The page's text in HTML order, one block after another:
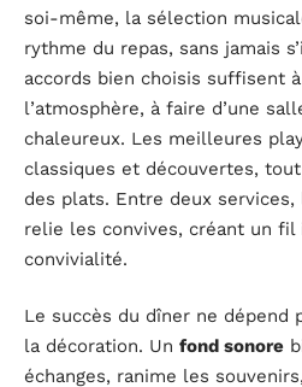
soi-même, la sélection
rythme du repas, sans jamais
accords bien choisis suffisent
l’atmosphère, à faire d’une
chaleureux. Les meilleures
classiques et découvertes,
des plats. Entre deux services,
relie les convives, créant un
convivialité.
Le succès du dîner ne dépend
la décoration. Un fond sonore
échanges, ranime les